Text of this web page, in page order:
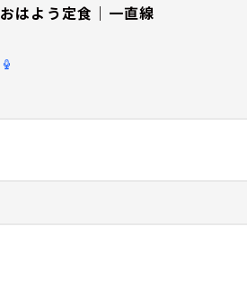
おはよう定食｜一直線